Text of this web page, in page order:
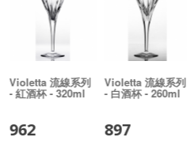
Violetta 流線系列
- 紅酒杯 - 320ml
962
Violetta 流線系列
- 白酒杯 - 260ml
897